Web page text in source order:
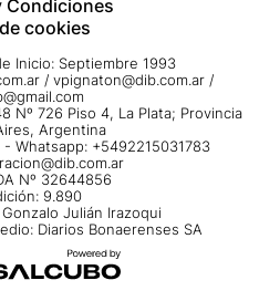
Condiciones
cookies
Inicio: Septiembre 1993
/ vpignaton@dib.com.ar /
Nº 726 Piso 4, La Plata; Provincia
Argentina
Whatsapp: +5492215031783
Nº 32644856
9.890
Julián Irazoqui
Diarios Bonaerenses SA